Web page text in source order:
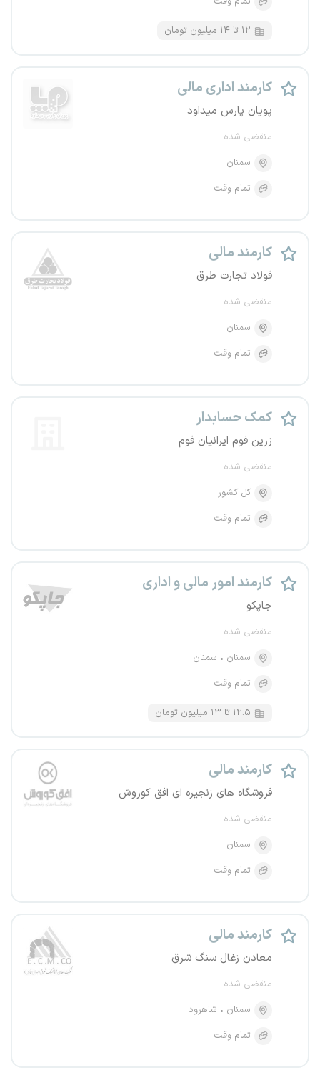
۱۲ تا ۱۴ میلیون تومان
کارمند اداری مالی
پویان پارس میداود
منقضی شده
سمنان
تمام وقت
کارمند مالی
فولاد تجارت طرق
منقضی شده
سمنان
تمام وقت
کمک حسابدار
زرین فوم ایرانیان فوم
منقضی شده
کل کشور
تمام وقت
کارمند امور مالی و اداری
جاپکو
منقضی شده
سمنان
سمنان
تمام وقت
۱۲.۵ تا ۱۳ میلیون تومان
کارمند مالی
فروشگاه های زنجیره ای افق کوروش
منقضی شده
سمنان
تمام وقت
کارمند مالی
معادن زغال سنگ شرق
منقضی شده
سمنان
شاهرود
تمام وقت